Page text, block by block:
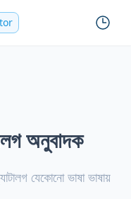
অনুবাদক
যেকোনো ভাষা ভাষায়